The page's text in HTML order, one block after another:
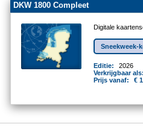
DKW 1800 Compleet
Digitale
Sneekweek-
Editie:
2026
Verkrijgbaar
Prijs vanaf:
€